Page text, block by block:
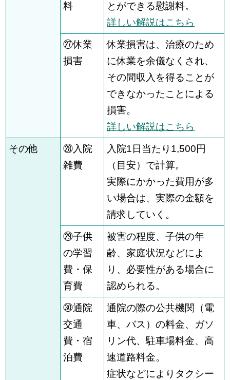
料
とができる慰謝料。
詳しい解説はこちら
㉗休業
損害
休業損害は、治療のため
に休業を余儀なくされ、
その間収入を得ることが
できなかったことによる
損害。
詳しい解説はこちら
その他
㉘入院
雑費
入院1日当たり1,500円
（目安）で計算。
実際にかかった費用が多
い場合は、実際の金額を
請求していく。
㉙子供
の学習
費・保
育費
被害の程度、子供の年
齢、家庭状況などによ
り、必要性がある場合に
認められる。
㉚通院
交通
費・宿
泊費
通院の際の公共機関（電
車、バス）の料金、ガソ
リン代、駐車場料金、高
速道路料金。
症状などによりタクシー